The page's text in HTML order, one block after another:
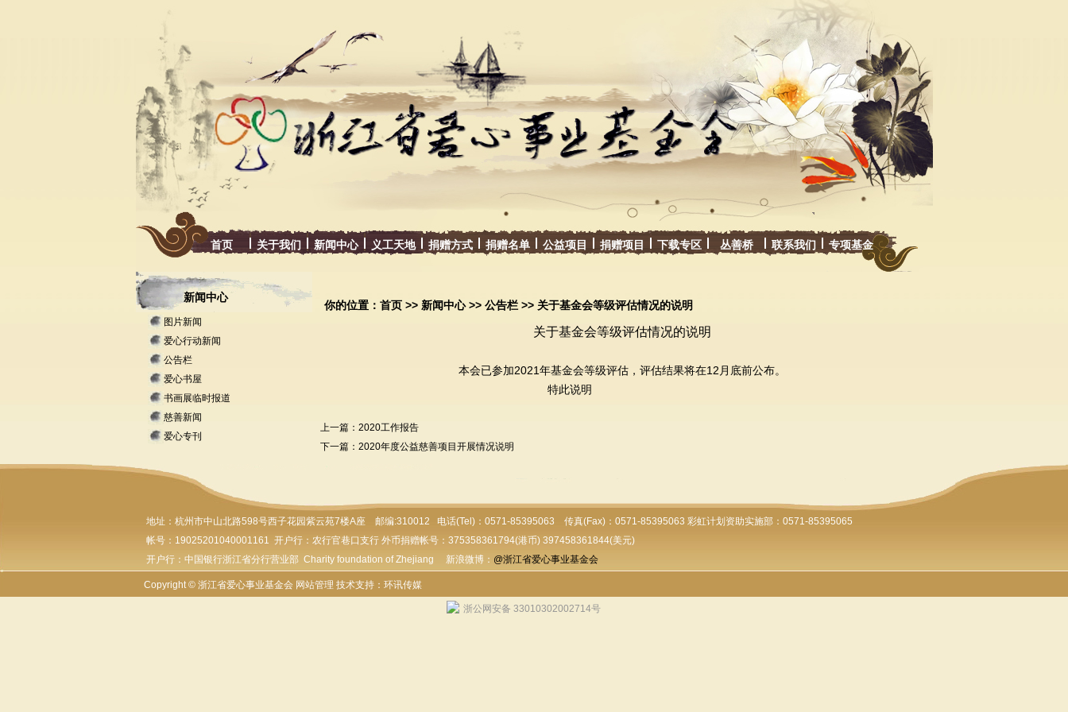
首页 关于我们 新闻中心 义工天地 捐赠方式 捐赠名单 公益项目 捐赠项目 下载专区 丛善桥 联系我们 专项基金
新闻中心
图片新闻
爱心行动新闻
公告栏
爱心书屋
书画展临时报道
慈善新闻
爱心专刊
你的位置： 首页>> 新闻中心>> 公告栏>> 关于基金会等级评估情况的说明
关于基金会等级评估情况的说明
本会已参加2021年基金会等级评估，评估结果将在12月底前公布。
特此说明
上一篇： 2020工作报告
下一篇： 2020年度公益慈善项目开展情况说明
地址：杭州市中山北路598号西子花园紫云苑7楼A座 邮编:310012 电话(Tel)：0571-85395063 传真(Fax)：0571-85395063 彩虹计划资助实施部：0571-85395065
帐号：19025201040001161 开户行：农行官巷口支行 外币捐赠帐号：375358361794(港币) 397458361844(美元)
开户行：中国银行浙江省分行营业部 Charity foundation of Zhejiang 新浪微博： @浙江省爱心事业基金会
Copyright © 浙江省爱心事业基金会 网站管理 技术支持：环讯传媒
浙公网安备 33010302002714号